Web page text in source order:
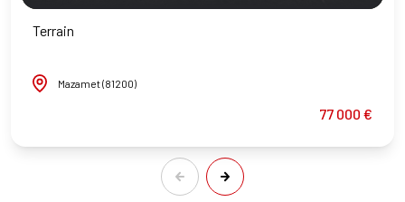
Terrain
Mazamet (81200)
77 000 €